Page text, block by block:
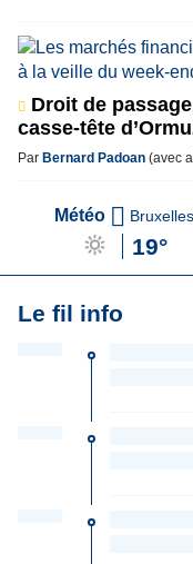
Droit de
casse-tête
Par Bernard Padoan (avec
Météo Bruxelles
19°
Le fil info